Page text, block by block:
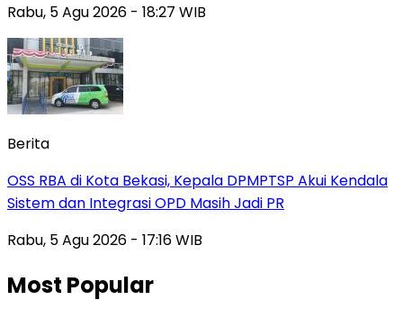
Rabu, 5 Agu 2026 - 18:27 WIB
Berita
‎OSS RBA di Kota Bekasi, Kepala DPMPTSP Akui Kendala
Sistem dan Integrasi OPD Masih Jadi PR
Rabu, 5 Agu 2026 - 17:16 WIB
Most Popular